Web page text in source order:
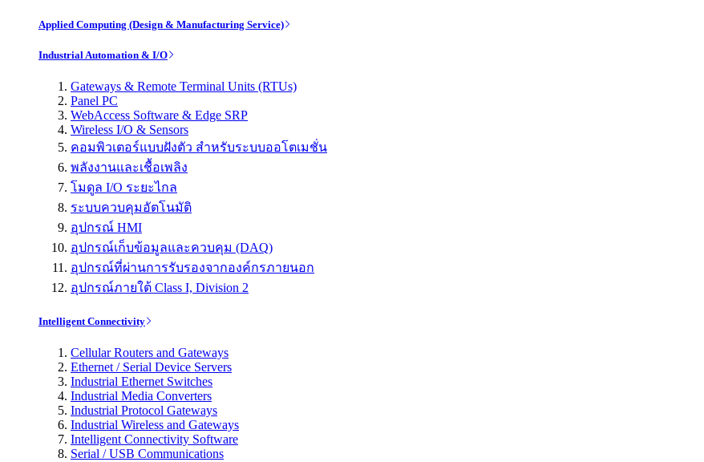
Applied Computing (Design & Manufacturing Service)
Industrial Automation & I/O
Gateways & Remote Terminal Units (RTUs)
Panel PC
WebAccess Software & Edge SRP
Wireless I/O & Sensors
คอมพิวเตอร์แบบฝังตัว สำหรับระบบออโตเมชั่น
พลังงานและเชื้อเพลิง
โมดูล I/O ระยะไกล
ระบบควบคุมอัตโนมัติ
อุปกรณ์ HMI
อุปกรณ์เก็บข้อมูลและควบคุม (DAQ)
อุปกรณ์ที่ผ่านการรับรองจากองค์กรภายนอก
อุปกรณ์ภายใต้ Class I, Division 2
Intelligent Connectivity
Cellular Routers and Gateways
Ethernet / Serial Device Servers
Industrial Ethernet Switches
Industrial Media Converters
Industrial Protocol Gateways
Industrial Wireless and Gateways
Intelligent Connectivity Software
Serial / USB Communications